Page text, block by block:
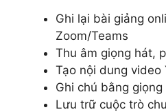
Ghi lại bài giảng
Zoom/Teams
Thu âm giọng hát,
Tạo nội dung video
Ghi chú bằng
Lưu trữ cuộc trò